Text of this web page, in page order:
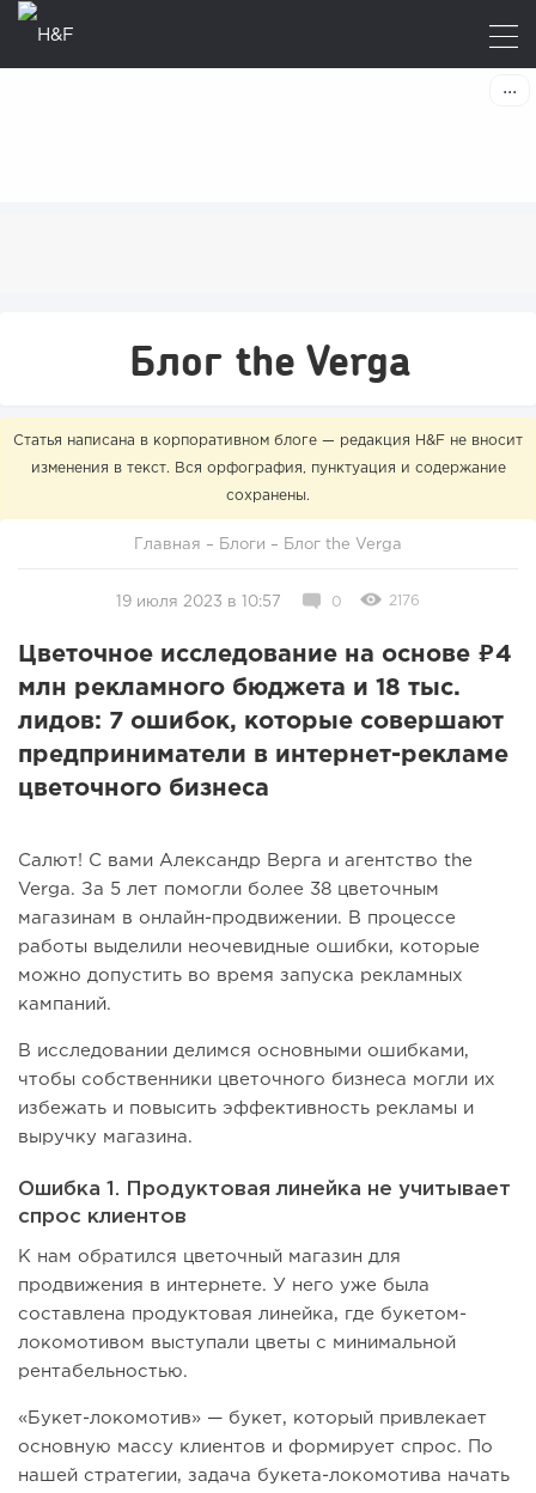
Блог the Verga
Статья написана в корпоративном блоге — редакция H&F не вносит
изменения в текст. Вся орфография, пунктуация и содержание
сохранены.
Главная – Блоги – Блог the Verga
19 июля 2023 в 10:57 0 2176
Цветочное исследование на основе ₽4
млн рекламного бюджета и 18 тыс.
лидов: 7 ошибок, которые совершают
предприниматели в интернет-рекламе
цветочного бизнеса
Салют! С вами Александр Верга и агентство the
Verga. За 5 лет помогли более 38 цветочным
магазинам в онлайн-продвижении. В процессе
работы выделили неочевидные ошибки, которые
можно допустить во время запуска рекламных
кампаний.
В исследовании делимся основными ошибками,
чтобы собственники цветочного бизнеса могли их
избежать и повысить эффективность рекламы и
выручку магазина.
Ошибка 1. Продуктовая линейка не учитывает
спрос клиентов
К нам обратился цветочный магазин для
продвижения в интернете. У него уже была
составлена продуктовая линейка, где букетом-
локомотивом выступали цветы с минимальной
рентабельностью.
«Букет-локомотив» — букет, который привлекает
основную массу клиентов и формирует спрос. По
нашей стратегии, задача букета-локомотива начать